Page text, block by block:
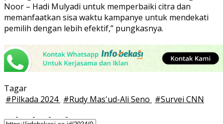
Noor – Hadi Mulyadi untuk memperbaiki citra dan
memanfaatkan sisa waktu kampanye untuk mendekati
pemilih dengan lebih efektif,” pungkasnya.
Tagar
#Pilkada 2024 #Rudy Mas'ud-Ali Seno #Survei CNN